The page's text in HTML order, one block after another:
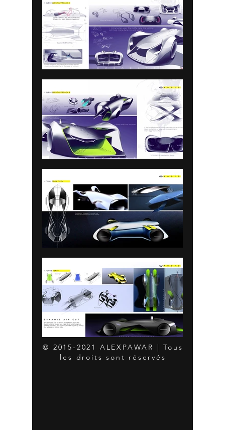
© 2015-2021
ALEXPAWAR | Tous
les droits sont réservés